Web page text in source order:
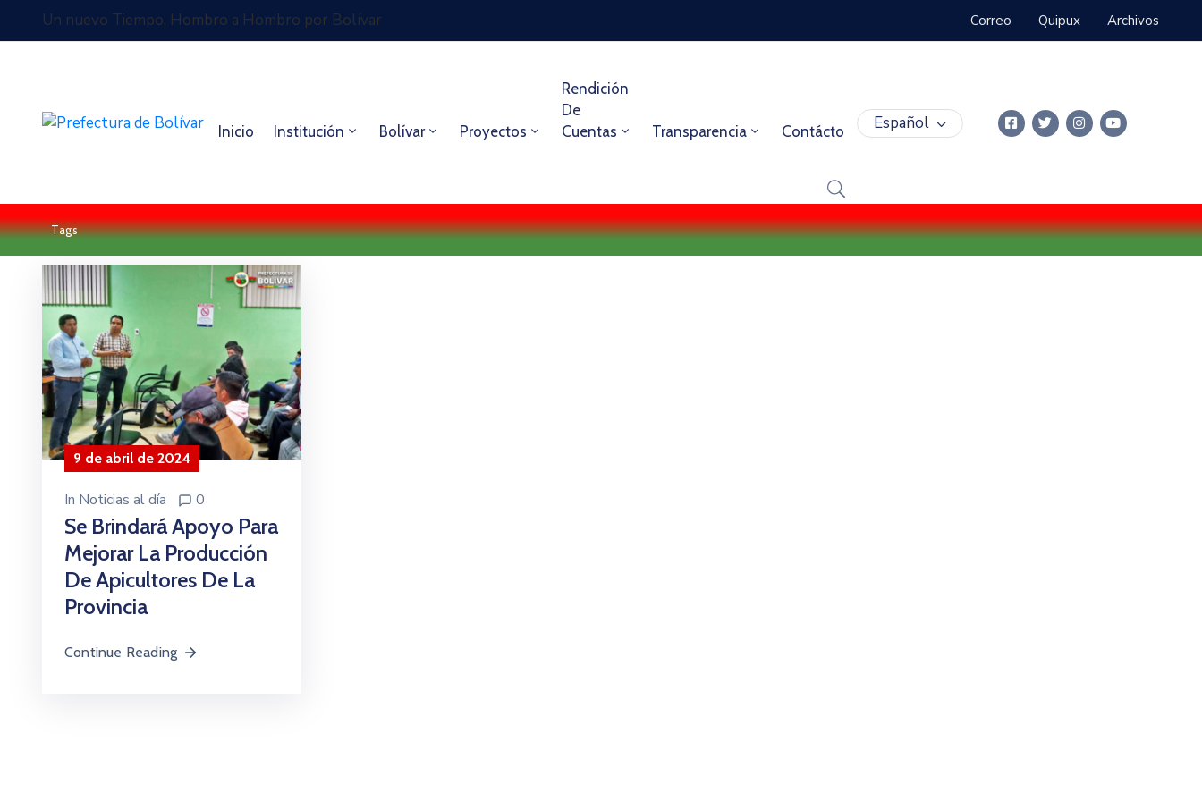
Un nuevo Tiempo, Hombro a Hombro por Bolívar Correo Quipux Archivos
Inicio Institución Bolívar Proyectos
Rendición
De
Cuentas
Transparencia Contácto Español
Tags
9 de abril de 2024
In Noticias al día 0
Se Brindará Apoyo Para
Mejorar La Producción
De Apicultores De La
Provincia
Continue Reading